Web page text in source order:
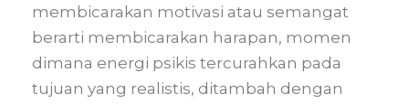
membicarakan motivasi atau semangat
berarti membicarakan harapan, momen
dimana energi psikis tercurahkan pada
tujuan yang realistis, ditambah dengan